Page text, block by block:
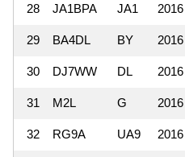
28 JA1BPA JA1 2016
29 BA4DL BY 2016
30 DJ7WW DL 2016
31 M2L G 2016
32 RG9A UA9 2016